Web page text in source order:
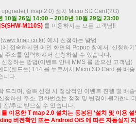
upgrade(T map 2.0) 설치 Micro SD Card(2G)
10월 26일 14:00 ~ 2010년 10월 29일 23:00
S(SHW-M110S) 를 이용하시는 모든 고객님!!
www.tmap.co.kr) 에서 신청하는 방법
접속하시면 메인 화면의 Popup 창에서 ‘신청하기
소를 입력하셔서 신청하실 수 있습니다.
청하는 방법(이벤트 안내 MMS 를 받으신 고객님)
(핸드폰) 114 를 누르셔서 Micro SD Card 를 배송
니다.
드리며, 중복 신청 시 정상적인 이벤트 진행 및 배
청하신 주소, 전화번호는 정정 및 변경이 불가합니
전/후로 받으실 수 있습니다.
이용한 T map 2.0 설치는 동봉된 ‘설치 및 이용 설
버전확인 또는 Android O/S 에 따른 자동설지